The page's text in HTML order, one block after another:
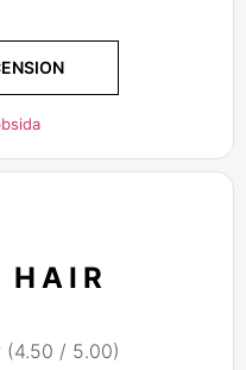
HAIR
(4.50 / 5.00)